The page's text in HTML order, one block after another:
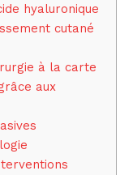
hyaluronique
cutané
à la carte
aux